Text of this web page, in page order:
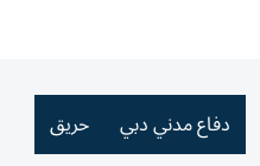
دفاع مدني دبي حريق